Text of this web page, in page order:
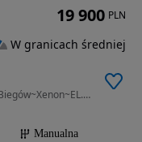
1598 cm3 • 180 KM • COSMO~1.6T_180ps_6Biegów~Xenon~EL.Klapa~Serwisowana~Bezwypadkowa~TOP
Manualna
19 900 PLN
W granicach średniej